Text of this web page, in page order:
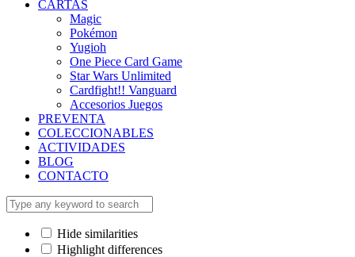
CARTAS
Magic
Pokémon
Yugioh
One Piece Card Game
Star Wars Unlimited
Cardfight!! Vanguard
Accesorios Juegos
PREVENTA
COLECCIONABLES
ACTIVIDADES
BLOG
CONTACTO
Hide similarities
Highlight differences